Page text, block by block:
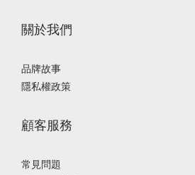
關於我們
品牌故事
隱私權政策
顧客服務
常見問題